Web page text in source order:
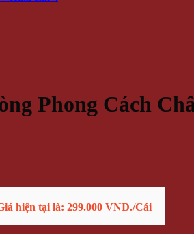
Phong Cách
hiện tại là: 299.000 VNĐ./Cái